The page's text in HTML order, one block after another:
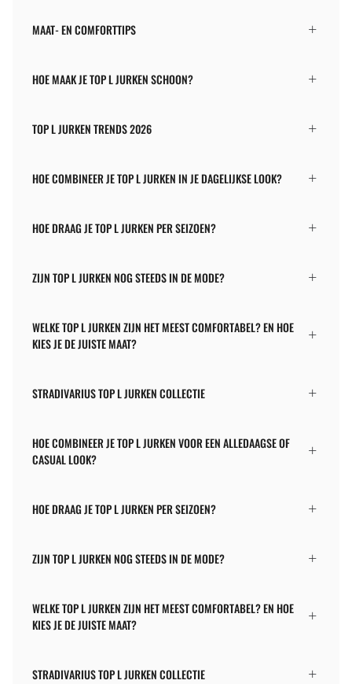
MAAT- EN COMFORTTIPS
HOE MAAK JE TOP L JURKEN SCHOON?
TOP L JURKEN TRENDS 2026
HOE COMBINEER JE TOP L JURKEN IN JE DAGELIJKSE LOOK?
HOE DRAAG JE TOP L JURKEN PER SEIZOEN?
ZIJN TOP L JURKEN NOG STEEDS IN DE MODE?
WELKE TOP L JURKEN ZIJN HET MEEST COMFORTABEL? EN HOE
KIES JE DE JUISTE MAAT?
STRADIVARIUS TOP L JURKEN COLLECTIE
HOE COMBINEER JE TOP L JURKEN VOOR EEN ALLEDAAGSE OF
CASUAL LOOK?
HOE DRAAG JE TOP L JURKEN PER SEIZOEN?
ZIJN TOP L JURKEN NOG STEEDS IN DE MODE?
WELKE TOP L JURKEN ZIJN HET MEEST COMFORTABEL? EN HOE
KIES JE DE JUISTE MAAT?
STRADIVARIUS TOP L JURKEN COLLECTIE